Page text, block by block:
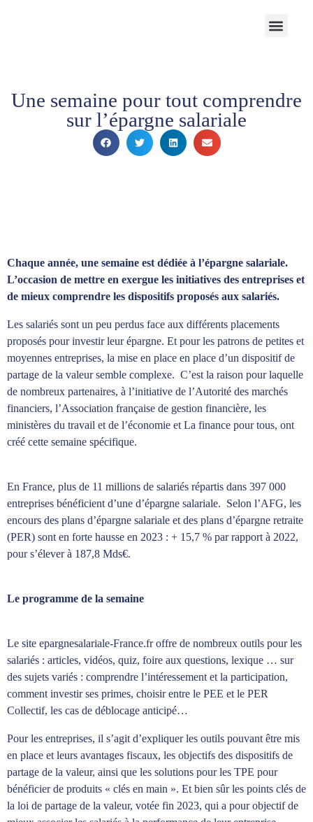
Une semaine pour tout comprendre
sur l’épargne salariale
Chaque année, une semaine est dédiée à l’épargne salariale.
L’occasion de mettre en exergue les initiatives des entreprises et
de mieux comprendre les dispositifs proposés aux salariés.
Les salariés sont un peu perdus face aux différents placements
proposés pour investir leur épargne. Et pour les patrons de petites et
moyennes entreprises, la mise en place en place d’un dispositif de
partage de la valeur semble complexe. C’est la raison pour laquelle
de nombreux partenaires, à l’initiative de l’Autorité des marchés
financiers, l’Association française de gestion financière, les
ministères du travail et de l’économie et La finance pour tous, ont
créé cette semaine spécifique.
En France, plus de 11 millions de salariés répartis dans 397 000
entreprises bénéficient d’une d’épargne salariale. Selon l’AFG, les
encours des plans d’épargne salariale et des plans d’épargne retraite
(PER) sont en forte hausse en 2023 : + 15,7 % par rapport à 2022,
pour s’élever à 187,8 Mds€.
Le programme de la semaine
Le site epargnesalariale-France.fr offre de nombreux outils pour les
salariés : articles, vidéos, quiz, foire aux questions, lexique … sur
des sujets variés : comprendre l’intéressement et la participation,
comment investir ses primes, choisir entre le PEE et le PER
Collectif, les cas de déblocage anticipé…
Pour les entreprises, il s’agit d’expliquer les outils pouvant être mis
en place et leurs avantages fiscaux, les objectifs des dispositifs de
partage de la valeur, ainsi que les solutions pour les TPE pour
bénéficier de produits « clés en main ». Et bien sûr les points clés de
la loi de partage de la valeur, votée fin 2023, qui a pour objectif de